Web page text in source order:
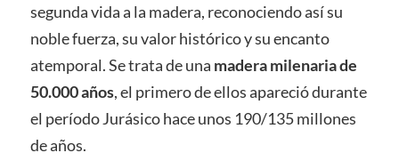
segunda vida a la madera, reconociendo así su
noble fuerza, su valor histórico y su encanto
atemporal. Se trata de una madera milenaria de
50.000 años, el primero de ellos apareció durante
el período Jurásico hace unos 190/135 millones
de años.